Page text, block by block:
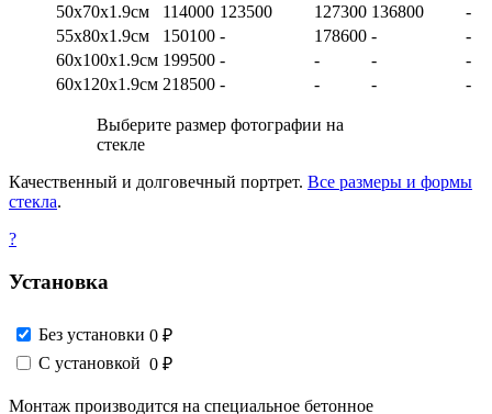
50х70х1.9см
114000 123500 127300 136800
-
55х80х1.9см
150100 - 178600 -
-
60х100х1.9см 199500 - - -
-
60х120х1.9см 218500 - - - -
Выберите размер фотографии на
стекле
Качественный и долговечный портрет. Все размеры и формы
стекла.
?
Установка
Без установки 0 ₽
С установкой 0 ₽
Монтаж производится на специальное бетонное